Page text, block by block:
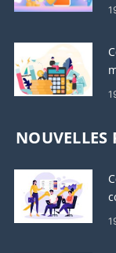
NOUVELLES